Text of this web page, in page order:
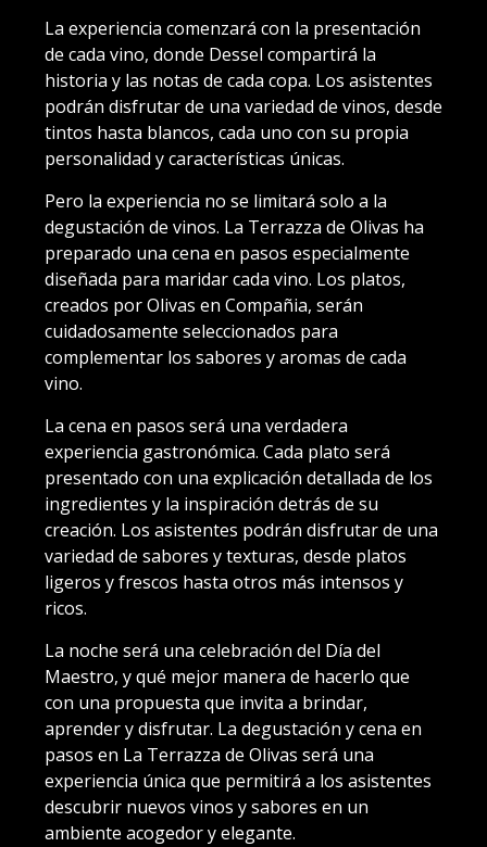
La experiencia comenzará con la presentación
de cada vino, donde Dessel compartirá la
historia y las notas de cada copa. Los asistentes
podrán disfrutar de una variedad de vinos, desde
tintos hasta blancos, cada uno con su propia
personalidad y características únicas.
Pero la experiencia no se limitará solo a la
degustación de vinos. La Terrazza de Olivas ha
preparado una cena en pasos especialmente
diseñada para maridar cada vino. Los platos,
creados por Olivas en Compañia, serán
cuidadosamente seleccionados para
complementar los sabores y aromas de cada
vino.
La cena en pasos será una verdadera
experiencia gastronómica. Cada plato será
presentado con una explicación detallada de los
ingredientes y la inspiración detrás de su
creación. Los asistentes podrán disfrutar de una
variedad de sabores y texturas, desde platos
ligeros y frescos hasta otros más intensos y
ricos.
La noche será una celebración del Día del
Maestro, y qué mejor manera de hacerlo que
con una propuesta que invita a brindar,
aprender y disfrutar. La degustación y cena en
pasos en La Terrazza de Olivas será una
experiencia única que permitirá a los asistentes
descubrir nuevos vinos y sabores en un
ambiente acogedor y elegante.